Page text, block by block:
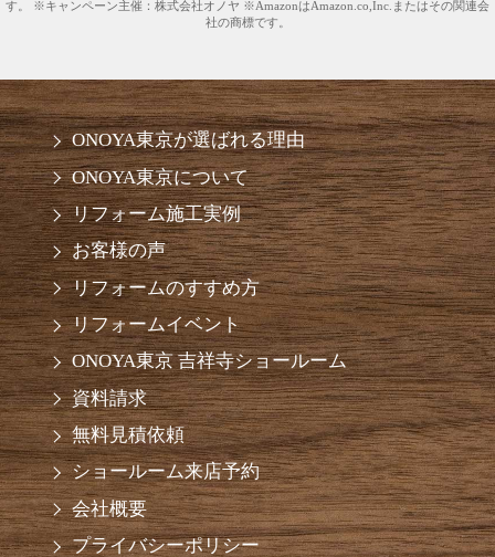
す。 ※キャンペーン主催：株式会社オノヤ ※AmazonはAmazon.co,Inc.またはその関連会
社の商標です。
ONOYA東京が選ばれる理由
ONOYA東京について
リフォーム施工実例
お客様の声
リフォームのすすめ方
リフォームイベント
ONOYA東京 吉祥寺ショールーム
資料請求
無料見積依頼
ショールーム来店予約
会社概要
プライバシーポリシー